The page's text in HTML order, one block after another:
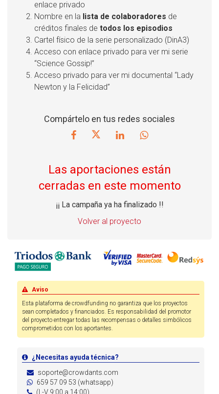
enlace privado
Nombre en la lista de colaboradores de
créditos finales de todos los episodios
Cartel físico de la serie personalizado (DinA3)
Acceso con enlace privado para ver mi serie
“Science Gossip!”
Acceso privado para ver mi documental “Lady
Newton y la Felicidad”
Compártelo en tus redes sociales
Las aportaciones están
cerradas en este momento
¡¡ La campaña ya ha finalizado !!
Volver al proyecto
Aviso
Esta plataforma de crowdfunding no garantiza que los proyectos
sean completados y financiados. Es responsabilidad del promotor
del proyecto entregar todas las recompensas o detalles simbólicos
comprometidos con los aportantes.
¿Necesitas ayuda técnica?
soporte@crowdants.com
659 57 09 53 (whatsapp)
(L-V 9:00 a 14:00)